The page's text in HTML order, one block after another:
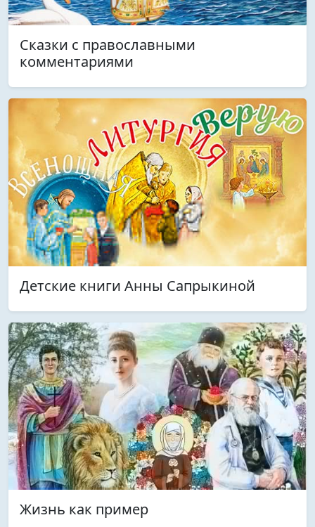
Сказки с православными
комментариями
Детские книги Анны Сапрыкиной
Жизнь как пример